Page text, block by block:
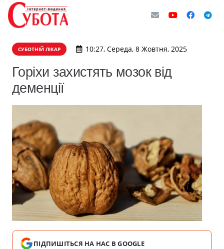
СУБОТНІЙ ЛІКАР 10:27, Середа, 8 Жовтня, 2025
Горіхи захистять мозок від
деменції
ПІДПИШІТЬСЯ НА НАС В GOOGLE